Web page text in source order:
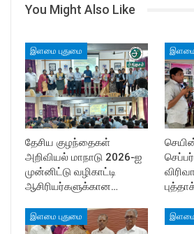
You Might Also Like
இளமை புதுமை
தேசிய குழந்தைகள்
அறிவியல் மாநாடு 2026-ஐ
முன்னிட்டு வழிகாட்டி
ஆசிரியர்களுக்கான…
இளமை
இளமை புதுமை இளமை